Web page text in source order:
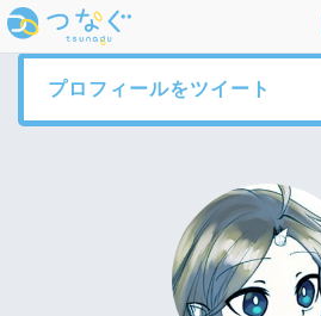
プロフィールをツイート